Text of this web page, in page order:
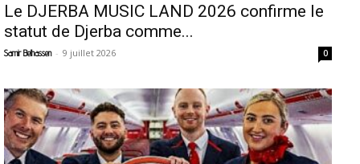
Le DJERBA MUSIC LAND 2026 confirme le
statut de Djerba comme...
Samir Belhassen - 9 juillet 2026 0